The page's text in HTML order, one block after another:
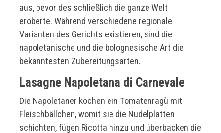
aus, bevor des schließlich die ganze Welt
eroberte. Während verschiedene regionale
Varianten des Gerichts existieren, sind die
napoletanische und die bolognesische Art die
bekanntesten Zubereitungsarten.
Lasagne Napoletana di Carnevale
Die Napoletaner kochen ein Tomatenragù mit
Fleischbällchen, womit sie die Nudelplatten
schichten, fügen Ricotta hinzu und überbacken die